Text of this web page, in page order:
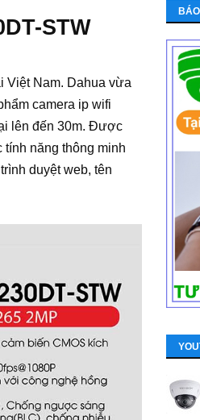
STW
Việt Nam. Dahua vừa
camera ip wifi
lên đến 30m. Được
năng thông minh
duyệt web, tên